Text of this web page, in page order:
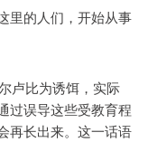
里的人们，开始从事
卢比为诱饵，实际
过误导这些受教育程
再长出来。这一话语